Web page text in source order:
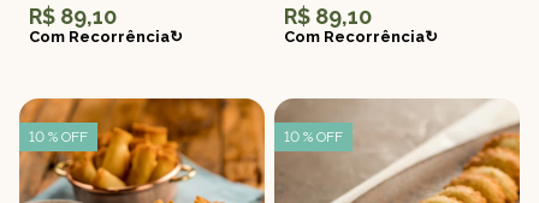
R$ 89,10
Com Recorrência↻
R$ 89,10
Com Recorrência↻
10 % OFF 10 % OFF